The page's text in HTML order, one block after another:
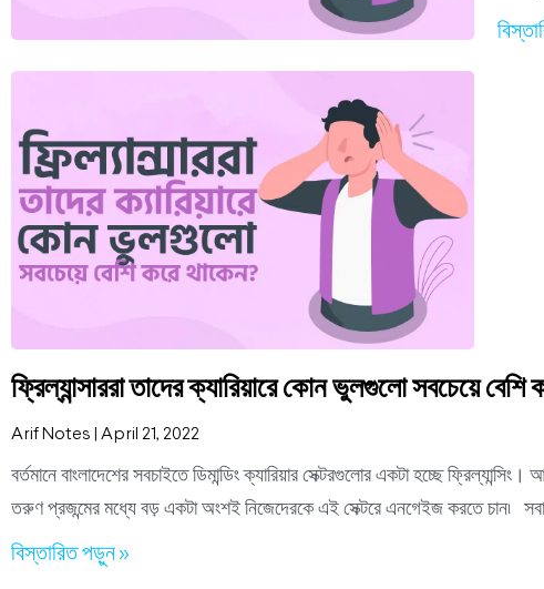
ফ্রিল্যান্সাররা তাদের ক্যারিয়ারে কোন ভুলগুলো সবচেয়ে বেশি
Arif Notes April 21, 2022
বর্তমানে বাংলাদেশের সবচাইতে ডিমান্ডিং ক্যারিয়ার সেক্টরগুলোর একটা হচ্ছে
তরুণ প্রজন্মের মধ্যে বড় একটা অংশই নিজেদেরকে এই সেক্টরে এনগেইজ করতে চান৷
বিস্তারিত পড়ুন »